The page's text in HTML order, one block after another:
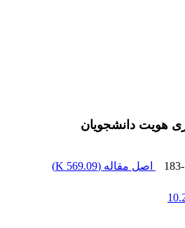
هویت دانشجویان
اصل مقاله (569.09 K
)